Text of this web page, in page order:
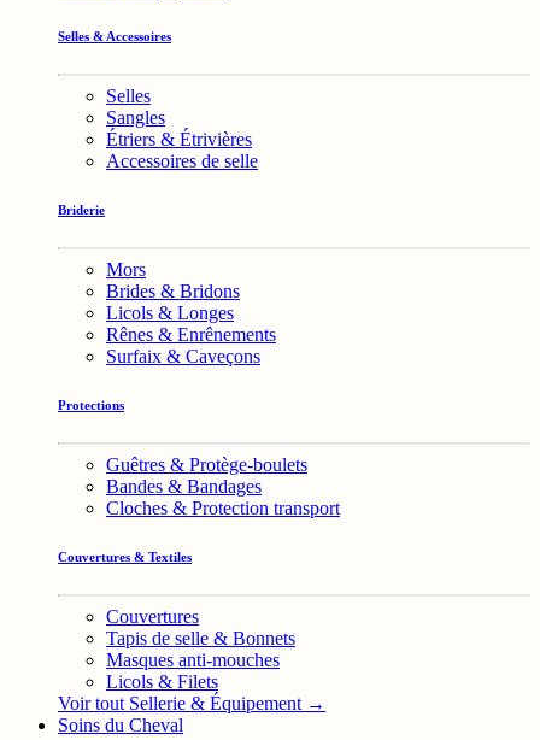
Selles & Accessoires
Selles
Sangles
Étriers & Étrivières
Accessoires de selle
Briderie
Mors
Brides & Bridons
Licols & Longes
Rênes & Enrênements
Surfaix & Caveçons
Protections
Guêtres & Protège-boulets
Bandes & Bandages
Cloches & Protection transport
Couvertures & Textiles
Couvertures
Tapis de selle & Bonnets
Masques anti-mouches
Licols & Filets
Voir tout Sellerie & Équipement →
Soins du Cheval